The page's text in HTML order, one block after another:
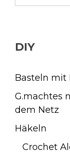
DIY
Basteln mit
G.machtes
dem Netz
Häkeln
Crochet